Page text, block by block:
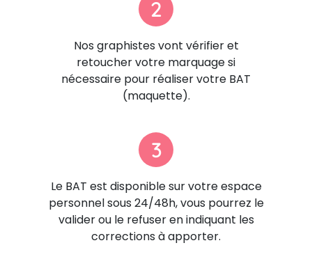
2
Nos graphistes vont vérifier et
retoucher votre marquage si
nécessaire pour réaliser votre BAT
(maquette).
3
Le BAT est disponible sur votre espace
personnel sous 24/48h, vous pourrez le
valider ou le refuser en indiquant les
corrections à apporter.